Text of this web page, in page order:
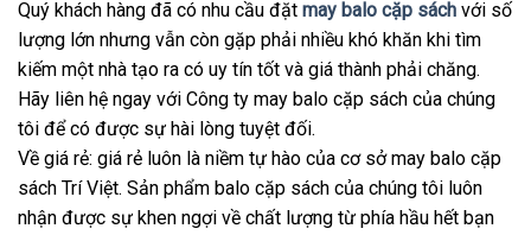
Quý khách hàng đã có nhu cầu đặt may balo cặp sách với số
lượng lớn nhưng vẫn còn gặp phải nhiều khó khăn khi tìm
kiếm một nhà tạo ra có uy tín tốt và giá thành phải chăng.
Hãy liên hệ ngay với Công ty may balo cặp sách của chúng
tôi để có được sự hài lòng tuyệt đối.
Về giá rẻ: giá rẻ luôn là niềm tự hào của cơ sở may balo cặp
sách Trí Việt. Sản phẩm balo cặp sách của chúng tôi luôn
nhận được sự khen ngợi về chất lượng từ phía hầu hết bạn